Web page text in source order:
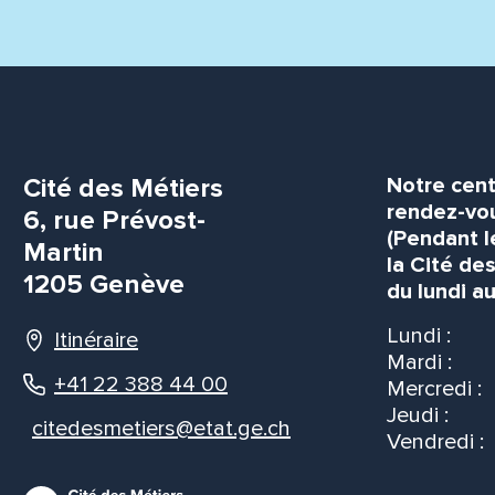
Cité des Métiers
6, rue Prévost-
Martin
1205 Genève
Itinéraire
+41 22 388 44 00
citedesmetiers@etat.ge.ch
Notre
rendez-
(Pendant
la Cité
du lundi
Lundi :
Mardi :
Mercredi :
Jeudi :
Vendredi :